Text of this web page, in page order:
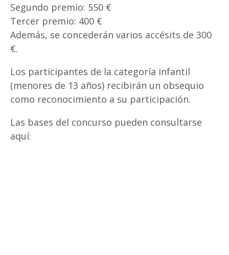
Segundo premio: 550 €
Tercer premio: 400 €
Además, se concederán varios accésits de 300
€.
Los participantes de la categoría infantil
(menores de 13 años) recibirán un obsequio
como reconocimiento a su participación.
Las bases del concurso pueden consultarse
aquí: